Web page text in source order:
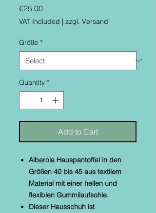
€25.00Price
VAT Included | zzgl. Versand
Größe *
Quantity *
Add to Cart
Alberola Hauspantoffel in den
Größen 40 bis 45 aus textilem
Material mit einer hellen und
flexiblen Gummilaufsohle.
Dieser Hausschuh ist